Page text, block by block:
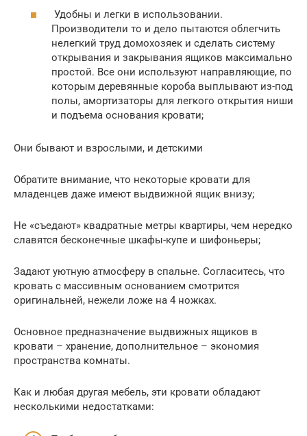
Удобны и легки в использовании.
Производители то и дело пытаются облегчить
нелегкий труд домохозяек и сделать систему
открывания и закрывания ящиков максимально
простой. Все они используют направляющие, по
которым деревянные короба выплывают из-под
полы, амортизаторы для легкого открытия ниши
и подъема основания кровати;
Они бывают и взрослыми, и детскими
Обратите внимание, что некоторые кровати для
младенцев даже имеют выдвижной ящик внизу;
Не «съедают» квадратные метры квартиры, чем нередко
славятся бесконечные шкафы-купе и шифоньеры;
Задают уютную атмосферу в спальне. Согласитесь, что
кровать с массивным основанием смотрится
оригинальней, нежели ложе на 4 ножках.
Основное предназначение выдвижных ящиков в
кровати – хранение, дополнительное – экономия
пространства комнаты.
Как и любая другая мебель, эти кровати обладают
несколькими недостатками: